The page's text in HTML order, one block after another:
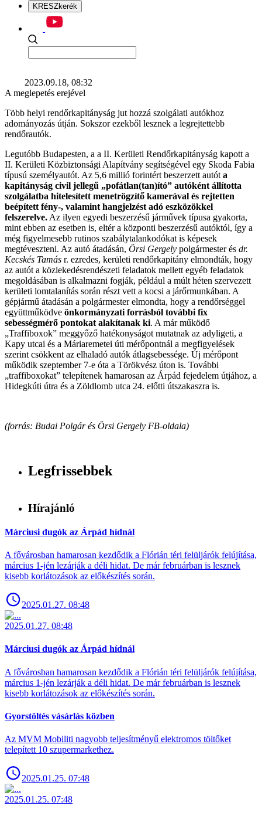
KRESZkerék
2023.09.18, 08:32
A meglepetés erejével
Több helyi rendőrkapitányság jut hozzá szolgálati autókhoz
adományozás útján. Sokszor ezekből lesznek a legrejtettebb
rendőrautók.
Legutóbb Budapesten, a a II. Kerületi Rendőrkapitányság kapott a
II. Kerületi Közbiztonsági Alapítvány segítségével egy Skoda Fabia
típusú személyautót. Az 5,6 millió forintért beszerzett autót a
kapitányság civil jellegű „pofátlan(tan)ító” autóként állította
szolgálatba hitelesített menetrögzítő kamerával és rejtetten
beépített fény-, valamint hangjelzést adó eszközökkel
felszerelve. Az ilyen egyedi beszerzésű járművek típusa gyakorta,
mint ebben az esetben is, eltér a központi beszerzésű autóktól, így a
még figyelmesebb rutinos szabálytalankodókat is képesek
megtéveszteni. Az autó átadásán, Örsi Gergely polgármester és dr.
Kecskés Tamás r. ezredes, kerületi rendőrkapitány elmondták, hogy
az autót a közlekedésrendészeti feladatok mellett egyéb feladatok
megoldásában is alkalmazni fogják, például a múlt héten szervezett
kerületi lomtalanítás során részt vett a kocsi a járőrmunkában. A
gépjármű átadásán a polgármester elmondta, hogy a rendőrséggel
együttműködve önkormányzati forrásból további fix
sebességmérő pontokat alakítanak ki. A már működő
„Traffiboxok” meggyőző hatékonyságot mutatnak az adyligeti, a
Kapy utcai és a Máriaremetei úti mérőpontnál a megfigyelések
szerint csökkent az elhaladó autók átlagsebessége. Új mérőpont
működik szeptember 7-e óta a Törökvész úton is. További
„traffiboxokat” telepítenek hamarosan az Árpád fejedelem útjához, a
Hidegkúti útra és a Zöldlomb utca 24. előtti útszakaszra is.
(forrás: Budai Polgár és Örsi Gergely FB-oldala)
Legfrissebbek
Hírajánló
Márciusi dugók az Árpád hídnál
A fővárosban hamarosan kezdődik a Flórián téri felüljárók felújítása,
március 1-jén lezárják a déli hidat. De már februárban is lesznek
kisebb korlátozások az előkészítés során.
2025.01.27. 08:48
2025.01.27. 08:48
Márciusi dugók az Árpád hídnál
A fővárosban hamarosan kezdődik a Flórián téri felüljárók felújítása,
március 1-jén lezárják a déli hidat. De már februárban is lesznek
kisebb korlátozások az előkészítés során.
Gyorstöltés vásárlás közben
Az MVM Mobiliti nagyobb teljesítményű elektromos töltőket
telepített 10 szupermarkethez.
2025.01.25. 07:48
2025.01.25. 07:48